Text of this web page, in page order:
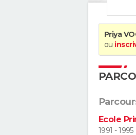
Priya
ou
Ecole
1991 - 1995